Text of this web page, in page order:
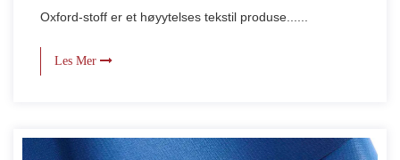
Oxford-stoff er et høyytelses tekstil produse......
Les Mer